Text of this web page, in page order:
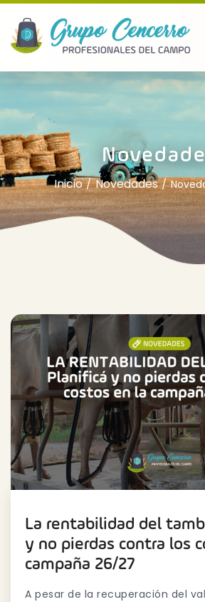
Inicio Novedades
La rentabilidad del
y no pierdas contra los
campaña 26/27
A pesar de la recuperación del